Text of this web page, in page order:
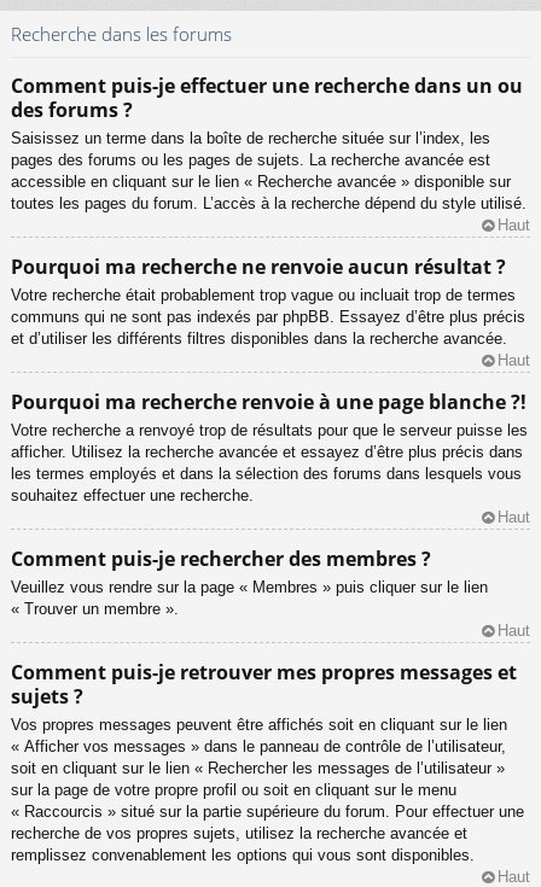
Recherche dans les forums
Comment puis-je effectuer une recherche dans un ou
des forums ?
Saisissez un terme dans la boîte de recherche située sur l’index, les
pages des forums ou les pages de sujets. La recherche avancée est
accessible en cliquant sur le lien « Recherche avancée » disponible sur
toutes les pages du forum. L’accès à la recherche dépend du style utilisé.
Haut
Pourquoi ma recherche ne renvoie aucun résultat ?
Votre recherche était probablement trop vague ou incluait trop de termes
communs qui ne sont pas indexés par phpBB. Essayez d’être plus précis
et d’utiliser les différents filtres disponibles dans la recherche avancée.
Haut
Pourquoi ma recherche renvoie à une page blanche ?!
Votre recherche a renvoyé trop de résultats pour que le serveur puisse les
afficher. Utilisez la recherche avancée et essayez d’être plus précis dans
les termes employés et dans la sélection des forums dans lesquels vous
souhaitez effectuer une recherche.
Haut
Comment puis-je rechercher des membres ?
Veuillez vous rendre sur la page « Membres » puis cliquer sur le lien
« Trouver un membre ».
Haut
Comment puis-je retrouver mes propres messages et
sujets ?
Vos propres messages peuvent être affichés soit en cliquant sur le lien
« Afficher vos messages » dans le panneau de contrôle de l’utilisateur,
soit en cliquant sur le lien « Rechercher les messages de l’utilisateur »
sur la page de votre propre profil ou soit en cliquant sur le menu
« Raccourcis » situé sur la partie supérieure du forum. Pour effectuer une
recherche de vos propres sujets, utilisez la recherche avancée et
remplissez convenablement les options qui vous sont disponibles.
Haut